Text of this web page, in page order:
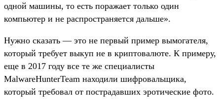
одной машины, то есть поражает только один
компьютер и не распространяется дальше».
Нужно сказать — это не первый пример вымогателя,
который требует выкуп не в криптовалюте. К примеру,
еще в 2017 году все те же специалисты
MalwareHunterTeam находили шифровальщика,
который требовал от пострадавших эротические фото.